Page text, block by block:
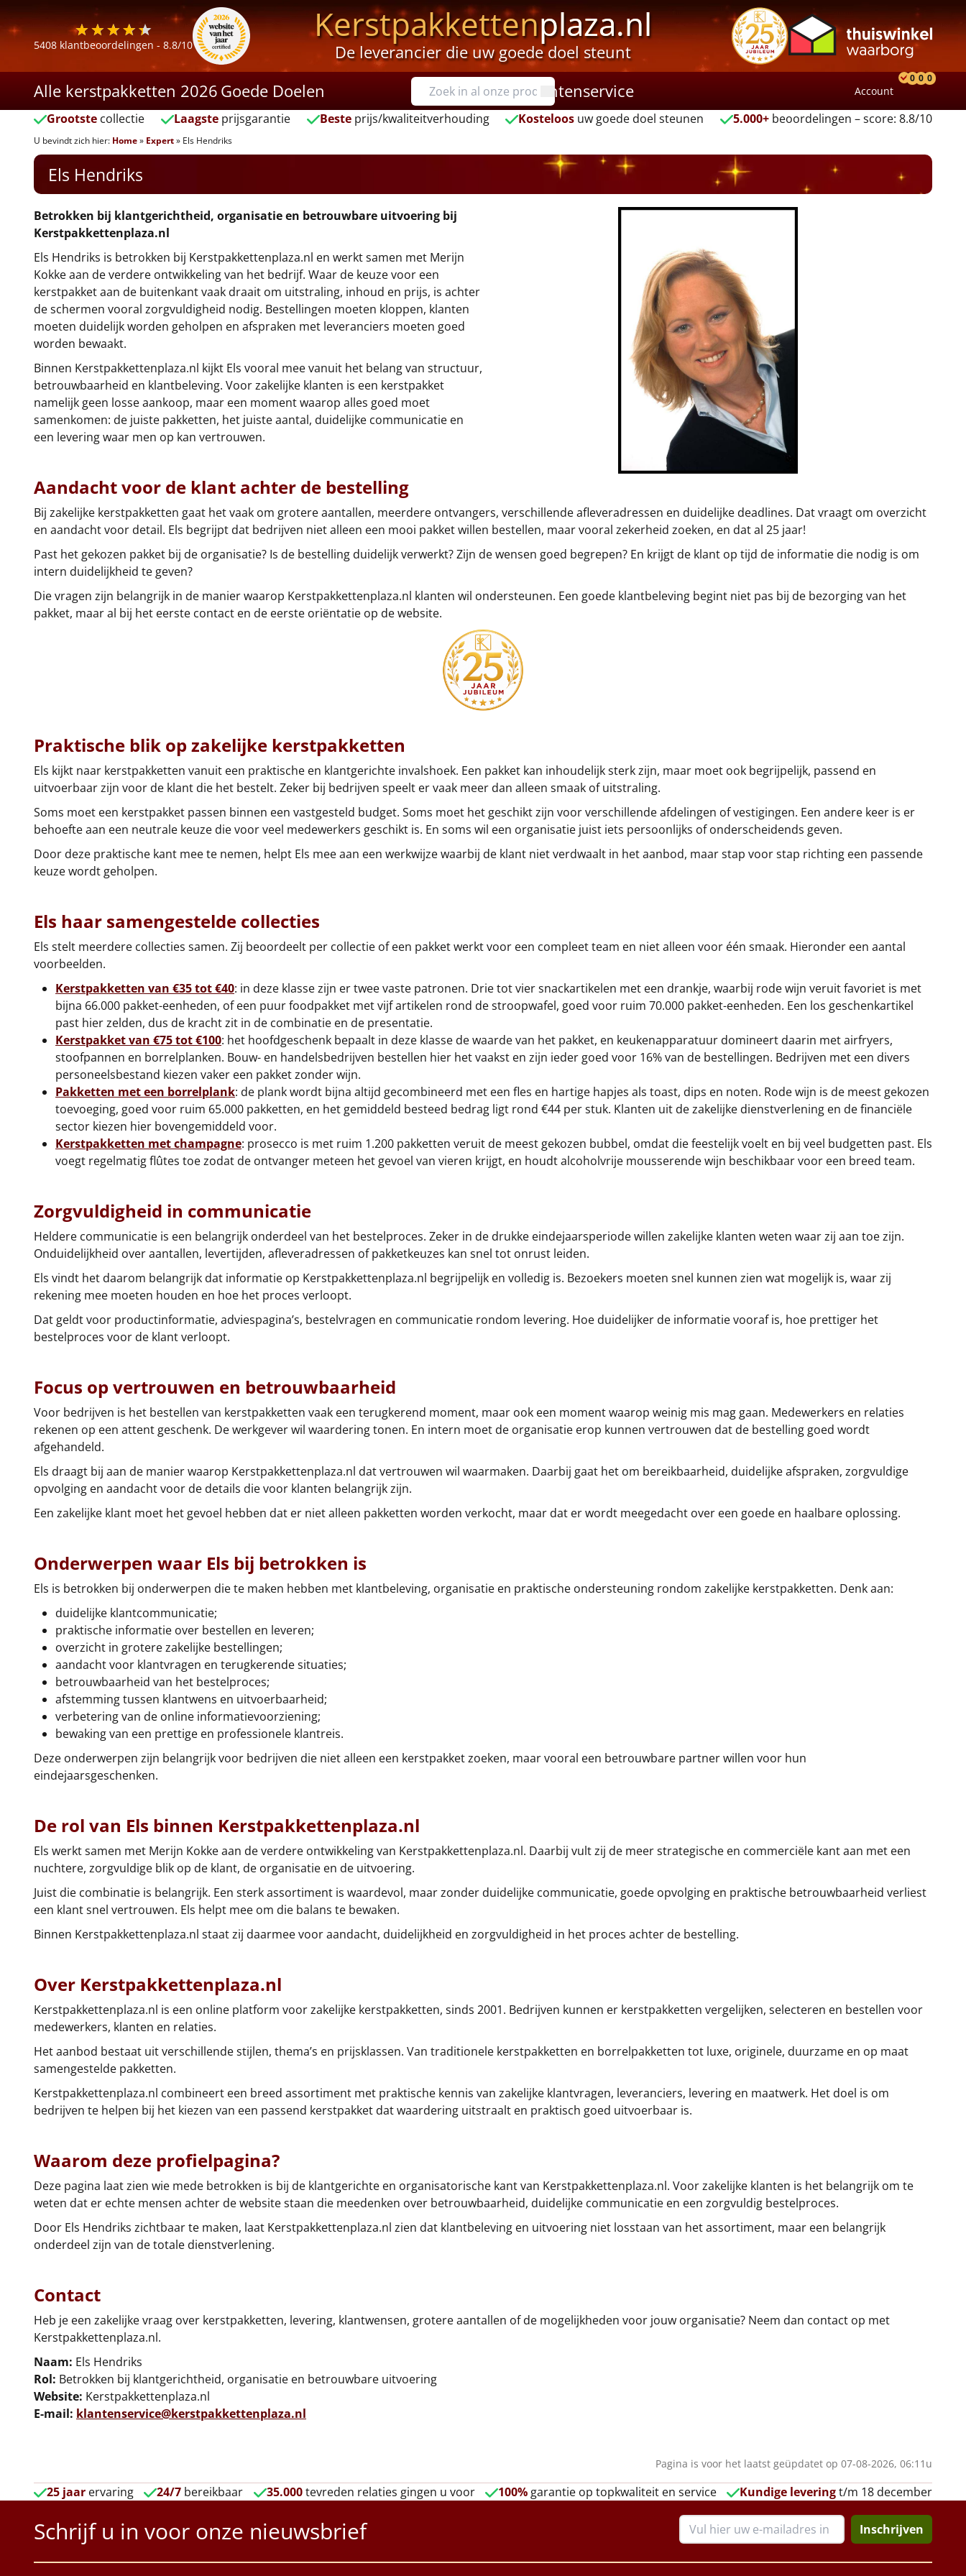
5408 klantbeoordelingen - 8.8/10 Kerstpakkettenplaza.nl
De leverancier die uw goede doel steunt
Alle kerstpakketten 2026 Goede Doelen Klantenservice Account
0 0 0
Grootste collectie Laagsteprijsgarantie Besteprijs/kwaliteitverhouding Kosteloos uw goede doel steunen 5.000+ beoordelingen – score: 8.8/10
U bevindt zich hier: Home» Expert» Els Hendriks
Els Hendriks
Betrokken bij klantgerichtheid, organisatie en betrouwbare uitvoering bij
Kerstpakkettenplaza.nl
Els Hendriks is betrokken bij Kerstpakkettenplaza.nl en werkt samen met Merijn
Kokke aan de verdere ontwikkeling van het bedrijf. Waar de keuze voor een
kerstpakket aan de buitenkant vaak draait om uitstraling, inhoud en prijs, is achter
de schermen vooral zorgvuldigheid nodig. Bestellingen moeten kloppen, klanten
moeten duidelijk worden geholpen en afspraken met leveranciers moeten goed
worden bewaakt.
Binnen Kerstpakkettenplaza.nl kijkt Els vooral mee vanuit het belang van structuur,
betrouwbaarheid en klantbeleving. Voor zakelijke klanten is een kerstpakket
namelijk geen losse aankoop, maar een moment waarop alles goed moet
samenkomen: de juiste pakketten, het juiste aantal, duidelijke communicatie en
een levering waar men op kan vertrouwen.
Aandacht voor de klant achter de bestelling
Bij zakelijke kerstpakketten gaat het vaak om grotere aantallen, meerdere ontvangers, verschillende afleveradressen en duidelijke deadlines. Dat vraagt om overzicht
en aandacht voor detail. Els begrijpt dat bedrijven niet alleen een mooi pakket willen bestellen, maar vooral zekerheid zoeken, en dat al 25 jaar!
Past het gekozen pakket bij de organisatie? Is de bestelling duidelijk verwerkt? Zijn de wensen goed begrepen? En krijgt de klant op tijd de informatie die nodig is om
intern duidelijkheid te geven?
Die vragen zijn belangrijk in de manier waarop Kerstpakkettenplaza.nl klanten wil ondersteunen. Een goede klantbeleving begint niet pas bij de bezorging van het
pakket, maar al bij het eerste contact en de eerste oriëntatie op de website.
Praktische blik op zakelijke kerstpakketten
Els kijkt naar kerstpakketten vanuit een praktische en klantgerichte invalshoek. Een pakket kan inhoudelijk sterk zijn, maar moet ook begrijpelijk, passend en
uitvoerbaar zijn voor de klant die het bestelt. Zeker bij bedrijven speelt er vaak meer dan alleen smaak of uitstraling.
Soms moet een kerstpakket passen binnen een vastgesteld budget. Soms moet het geschikt zijn voor verschillende afdelingen of vestigingen. Een andere keer is er
behoefte aan een neutrale keuze die voor veel medewerkers geschikt is. En soms wil een organisatie juist iets persoonlijks of onderscheidends geven.
Door deze praktische kant mee te nemen, helpt Els mee aan een werkwijze waarbij de klant niet verdwaalt in het aanbod, maar stap voor stap richting een passende
keuze wordt geholpen.
Els haar samengestelde collecties
Els stelt meerdere collecties samen. Zij beoordeelt per collectie of een pakket werkt voor een compleet team en niet alleen voor één smaak. Hieronder een aantal
voorbeelden.
Kerstpakketten van €35 tot €40: in deze klasse zijn er twee vaste patronen. Drie tot vier snackartikelen met een drankje, waarbij rode wijn veruit favoriet is met
bijna 66.000 pakket-eenheden, of een puur foodpakket met vijf artikelen rond de stroopwafel, goed voor ruim 70.000 pakket-eenheden. Een los geschenkartikel
past hier zelden, dus de kracht zit in de combinatie en de presentatie.
Kerstpakket van €75 tot €100: het hoofdgeschenk bepaalt in deze klasse de waarde van het pakket, en keukenapparatuur domineert daarin met airfryers,
stoofpannen en borrelplanken. Bouw- en handelsbedrijven bestellen hier het vaakst en zijn ieder goed voor 16% van de bestellingen. Bedrijven met een divers
personeelsbestand kiezen vaker een pakket zonder wijn.
Pakketten met een borrelplank: de plank wordt bijna altijd gecombineerd met een fles en hartige hapjes als toast, dips en noten. Rode wijn is de meest gekozen
toevoeging, goed voor ruim 65.000 pakketten, en het gemiddeld besteed bedrag ligt rond €44 per stuk. Klanten uit de zakelijke dienstverlening en de financiële
sector kiezen hier bovengemiddeld voor.
Kerstpakketten met champagne: prosecco is met ruim 1.200 pakketten veruit de meest gekozen bubbel, omdat die feestelijk voelt en bij veel budgetten past. Els
voegt regelmatig flûtes toe zodat de ontvanger meteen het gevoel van vieren krijgt, en houdt alcoholvrije mousserende wijn beschikbaar voor een breed team.
Zorgvuldigheid in communicatie
Heldere communicatie is een belangrijk onderdeel van het bestelproces. Zeker in de drukke eindejaarsperiode willen zakelijke klanten weten waar zij aan toe zijn.
Onduidelijkheid over aantallen, levertijden, afleveradressen of pakketkeuzes kan snel tot onrust leiden.
Els vindt het daarom belangrijk dat informatie op Kerstpakkettenplaza.nl begrijpelijk en volledig is. Bezoekers moeten snel kunnen zien wat mogelijk is, waar zij
rekening mee moeten houden en hoe het proces verloopt.
Dat geldt voor productinformatie, adviespagina’s, bestelvragen en communicatie rondom levering. Hoe duidelijker de informatie vooraf is, hoe prettiger het
bestelproces voor de klant verloopt.
Focus op vertrouwen en betrouwbaarheid
Voor bedrijven is het bestellen van kerstpakketten vaak een terugkerend moment, maar ook een moment waarop weinig mis mag gaan. Medewerkers en relaties
rekenen op een attent geschenk. De werkgever wil waardering tonen. En intern moet de organisatie erop kunnen vertrouwen dat de bestelling goed wordt
afgehandeld.
Els draagt bij aan de manier waarop Kerstpakkettenplaza.nl dat vertrouwen wil waarmaken. Daarbij gaat het om bereikbaarheid, duidelijke afspraken, zorgvuldige
opvolging en aandacht voor de details die voor klanten belangrijk zijn.
Een zakelijke klant moet het gevoel hebben dat er niet alleen pakketten worden verkocht, maar dat er wordt meegedacht over een goede en haalbare oplossing.
Onderwerpen waar Els bij betrokken is
Els is betrokken bij onderwerpen die te maken hebben met klantbeleving, organisatie en praktische ondersteuning rondom zakelijke kerstpakketten. Denk aan:
duidelijke klantcommunicatie;
praktische informatie over bestellen en leveren;
overzicht in grotere zakelijke bestellingen;
aandacht voor klantvragen en terugkerende situaties;
betrouwbaarheid van het bestelproces;
afstemming tussen klantwens en uitvoerbaarheid;
verbetering van de online informatievoorziening;
bewaking van een prettige en professionele klantreis.
Deze onderwerpen zijn belangrijk voor bedrijven die niet alleen een kerstpakket zoeken, maar vooral een betrouwbare partner willen voor hun
eindejaarsgeschenken.
De rol van Els binnen Kerstpakkettenplaza.nl
Els werkt samen met Merijn Kokke aan de verdere ontwikkeling van Kerstpakkettenplaza.nl. Daarbij vult zij de meer strategische en commerciële kant aan met een
nuchtere, zorgvuldige blik op de klant, de organisatie en de uitvoering.
Juist die combinatie is belangrijk. Een sterk assortiment is waardevol, maar zonder duidelijke communicatie, goede opvolging en praktische betrouwbaarheid verliest
een klant snel vertrouwen. Els helpt mee om die balans te bewaken.
Binnen Kerstpakkettenplaza.nl staat zij daarmee voor aandacht, duidelijkheid en zorgvuldigheid in het proces achter de bestelling.
Over Kerstpakkettenplaza.nl
Kerstpakkettenplaza.nl is een online platform voor zakelijke kerstpakketten, sinds 2001. Bedrijven kunnen er kerstpakketten vergelijken, selecteren en bestellen voor
medewerkers, klanten en relaties.
Het aanbod bestaat uit verschillende stijlen, thema’s en prijsklassen. Van traditionele kerstpakketten en borrelpakketten tot luxe, originele, duurzame en op maat
samengestelde pakketten.
Kerstpakkettenplaza.nl combineert een breed assortiment met praktische kennis van zakelijke klantvragen, leveranciers, levering en maatwerk. Het doel is om
bedrijven te helpen bij het kiezen van een passend kerstpakket dat waardering uitstraalt en praktisch goed uitvoerbaar is.
Waarom deze profielpagina?
Deze pagina laat zien wie mede betrokken is bij de klantgerichte en organisatorische kant van Kerstpakkettenplaza.nl. Voor zakelijke klanten is het belangrijk om te
weten dat er echte mensen achter de website staan die meedenken over betrouwbaarheid, duidelijke communicatie en een zorgvuldig bestelproces.
Door Els Hendriks zichtbaar te maken, laat Kerstpakkettenplaza.nl zien dat klantbeleving en uitvoering niet losstaan van het assortiment, maar een belangrijk
onderdeel zijn van de totale dienstverlening.
Contact
Heb je een zakelijke vraag over kerstpakketten, levering, klantwensen, grotere aantallen of de mogelijkheden voor jouw organisatie? Neem dan contact op met
Kerstpakkettenplaza.nl.
Naam: Els Hendriks
Rol: Betrokken bij klantgerichtheid, organisatie en betrouwbare uitvoering
Website: Kerstpakkettenplaza.nl
E-mail: klantenservice@kerstpakkettenplaza.nl
Pagina is voor het laatst geüpdatet op 07-08-2026, 06:11u
25 jaar ervaring 24/7 bereikbaar 35.000tevreden relaties gingen u voor 100%garantie op topkwaliteit en service Kundige leveringt/m 18 december
Schrijf u in voor onze nieuwsbrief Inschrijven